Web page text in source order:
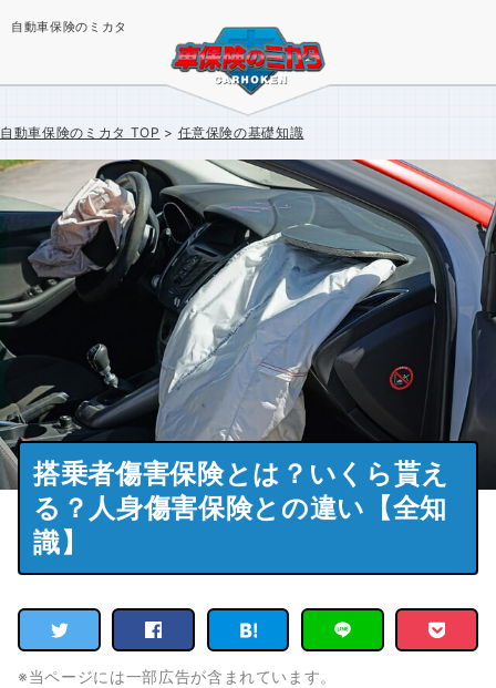
自動車保険のミカタ
自動車保険のミカタ TOP 任意保険の基礎知識
搭乗者傷害保険とは？いくら貰え
る？人身傷害保険との違い【全知
識】
※当ページには一部広告が含まれています。